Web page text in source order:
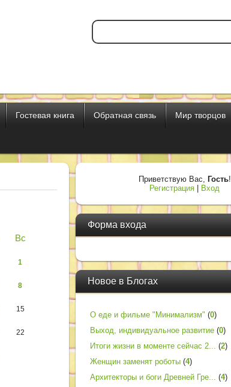
Гостевая книга Обратная связь Мир творцов
Вс
1
8
15
22
Приветствую Вас, Гость!
Регистрация
Вход
Форма входа
Новое в Блогах
О еде и фильме "Минимализм" (0)
Выход, индивидуальное развитие (0)
Итоги жизни в моменте сейчас 2... (2)
Женщин заменят роботы (4)
Архитекторы и боги Древней Гре... (4)